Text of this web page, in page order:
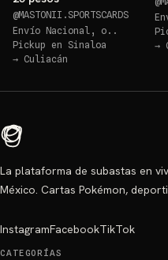
@MASTONII.SPORTSCARDS
Envío Nacional, o..
Pickup en Sinaloa
→ Culiacán
→
La plataforma de subastas en
México. Cartas Pokémon,
InstagramFacebookTikTok
CATEGORÍAS